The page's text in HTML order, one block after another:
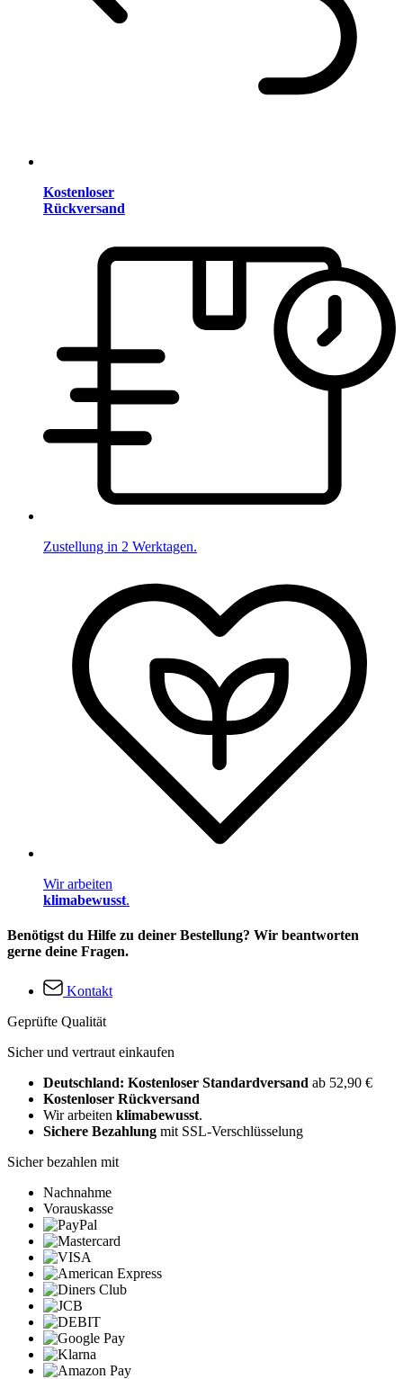
Kostenloser
Rückversand
Zustellung in 2 Werktagen.
Wir arbeiten
klimabewusst.
Benötigst du Hilfe zu deiner Bestellung? Wir beantworten
gerne deine Fragen.
Kontakt
Geprüfte Qualität
Sicher und vertraut einkaufen
Deutschland: Kostenloser Standardversand ab 52,90 €
Kostenloser Rückversand
Wir arbeiten klimabewusst.
Sichere Bezahlung mit SSL-Verschlüsselung
Sicher bezahlen mit
Nachnahme
Vorauskasse